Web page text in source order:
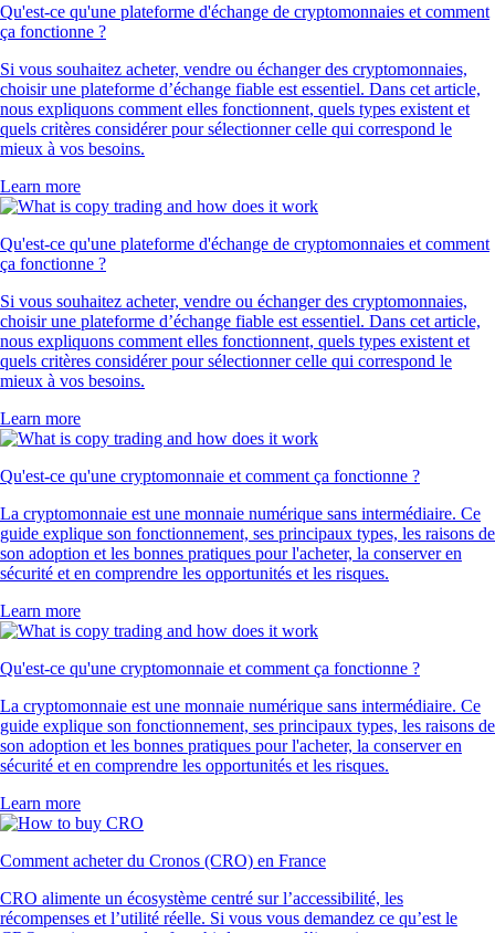
Qu'est-ce qu'une plateforme d'échange de cryptomonnaies et comment
ça fonctionne ?
Si vous souhaitez acheter, vendre ou échanger des cryptomonnaies,
choisir une plateforme d’échange fiable est essentiel. Dans cet article,
nous expliquons comment elles fonctionnent, quels types existent et
quels critères considérer pour sélectionner celle qui correspond le
mieux à vos besoins.
Learn more
Qu'est-ce qu'une plateforme d'échange de cryptomonnaies et comment
ça fonctionne ?
Si vous souhaitez acheter, vendre ou échanger des cryptomonnaies,
choisir une plateforme d’échange fiable est essentiel. Dans cet article,
nous expliquons comment elles fonctionnent, quels types existent et
quels critères considérer pour sélectionner celle qui correspond le
mieux à vos besoins.
Learn more
Qu'est-ce qu'une cryptomonnaie et comment ça fonctionne ?
La cryptomonnaie est une monnaie numérique sans intermédiaire. Ce
guide explique son fonctionnement, ses principaux types, les raisons de
son adoption et les bonnes pratiques pour l'acheter, la conserver en
sécurité et en comprendre les opportunités et les risques.
Learn more
Qu'est-ce qu'une cryptomonnaie et comment ça fonctionne ?
La cryptomonnaie est une monnaie numérique sans intermédiaire. Ce
guide explique son fonctionnement, ses principaux types, les raisons de
son adoption et les bonnes pratiques pour l'acheter, la conserver en
sécurité et en comprendre les opportunités et les risques.
Learn more
Comment acheter du Cronos (CRO) en France
CRO alimente un écosystème centré sur l’accessibilité, les
récompenses et l’utilité réelle. Si vous vous demandez ce qu’est le